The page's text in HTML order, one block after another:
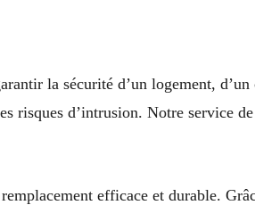
la sécurité d’un logement, d’un
risques d’intrusion. Notre service
efficace et durable.